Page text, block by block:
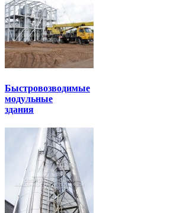
Быстровозводимые
модульные
здания